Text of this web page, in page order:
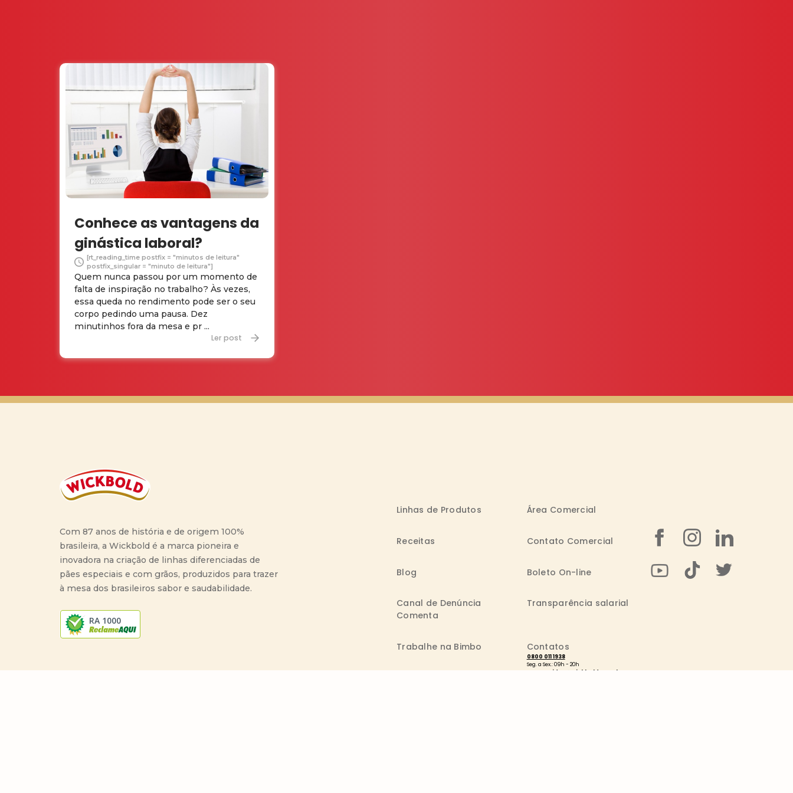
Conhece as vantagens da
ginástica laboral?
[rt_reading_time postfix = "minutos de leitura"
postfix_singular = "minuto de leitura"]
Quem nunca passou por um momento de
falta de inspiração no trabalho? Às vezes,
essa queda no rendimento pode ser o seu
corpo pedindo uma pausa. Dez
minutinhos fora da mesa e pr ...
Ler post
Com 87 anos de história e de origem 100%
brasileira, a Wickbold é a marca pioneira e
inovadora na criação de linhas diferenciadas de
pães especiais e com grãos, produzidos para trazer
à mesa dos brasileiros sabor e saudabilidade.
RA 1000
Linhas de Produtos Área Comercial
Receitas Contato Comercial
Blog Boleto On-line
Canal de Denúncia
Comenta
Transparência salarial
Trabalhe na Bimbo Contatos
0800 011 1938
Seg. a Sex.: 09h - 20h
consumidor@wickbold.com.br